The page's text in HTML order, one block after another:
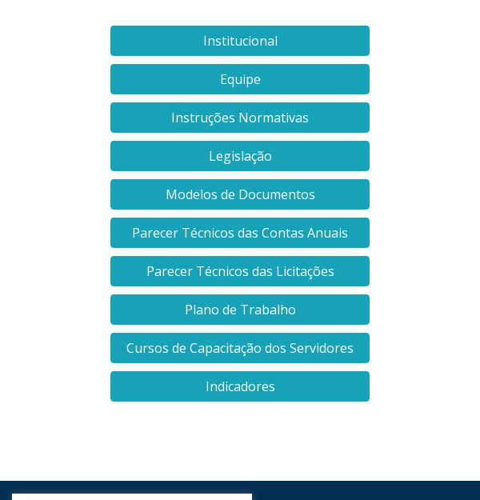
Institucional
Equipe
Instruções Normativas
Legislação
Modelos de Documentos
Parecer Técnicos das Contas Anuais
Parecer Técnicos das Licitações
Plano de Trabalho
Cursos de Capacitação dos Servidores
Indicadores